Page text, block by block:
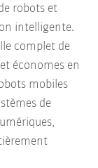
robots et
intelligente.
complet de
économes en
mobiles
de